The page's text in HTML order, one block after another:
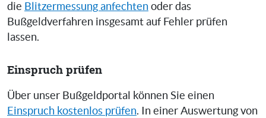
die Blitzermessung anfechten oder das
Bußgeldverfahren insgesamt auf Fehler prüfen
lassen.
Einspruch prüfen
Über unser Bußgeldportal können Sie einen
Einspruch kostenlos prüfen. In einer Auswertung von